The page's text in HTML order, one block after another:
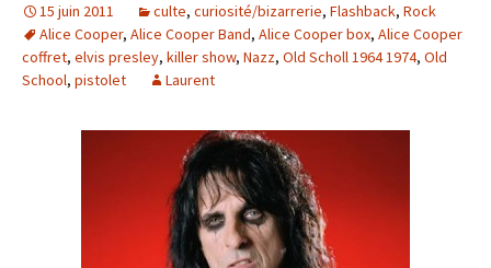
15 juin 2011 culte, curiosité/bizarrerie, Flashback, Rock
Alice Cooper, Alice Cooper Band, Alice Cooper box, Alice Cooper
coffret, elvis presley, killer show, Nazz, Old Scholl 1964 1974, Old
School, pistolet Laurent